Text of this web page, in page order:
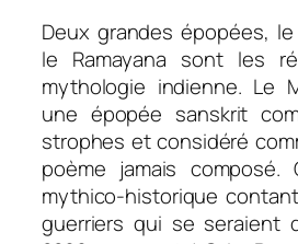
Deux grandes épopées,
le Ramayana sont les
mythologie indienne. Le
une épopée sanskrit
strophes et considéré
poème jamais composé.
mythico-historique
guerriers qui se seraient